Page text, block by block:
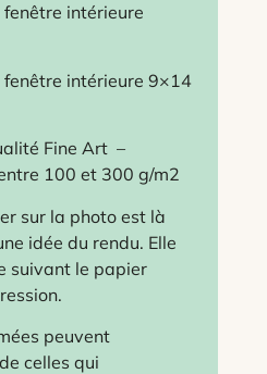
intérieure
intérieure 9×14
Fine Art –
100 et 300 g/m2
sur la photo est là
idée du rendu. Elle
suivant le papier
peuvent
celles qui